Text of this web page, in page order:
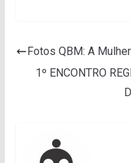
Fotos QBM: A
1º ENCONTRO